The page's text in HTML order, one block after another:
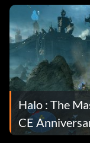
Halo : The
CE